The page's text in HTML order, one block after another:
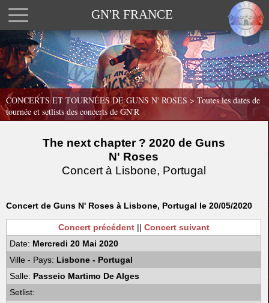
GN'R FRANCE
CONCERTS ET TOURNÉES DE GUNS N' ROSES > Toutes les dates de
tournée et setlists des concerts de GN'R
The next chapter ? 2020 de Guns
N' Roses
Concert à Lisbone, Portugal
Concert de Guns N' Roses à Lisbone, Portugal le 20/05/2020
Concert précédent|| Concert suivant
Date: Mercredi 20 Mai 2020
Ville - Pays: Lisbone - Portugal
Salle: Passeio Martimo De Alges
Setlist: